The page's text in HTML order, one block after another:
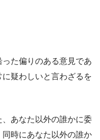
た偏りのある意見であ
疑わしいと言わざるを
あなた以外の誰かに委
時にあなた以外の誰か